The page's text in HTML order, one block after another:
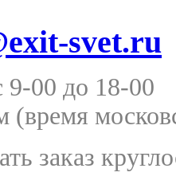
svet.ru
00 до 18-00
(время
заказ